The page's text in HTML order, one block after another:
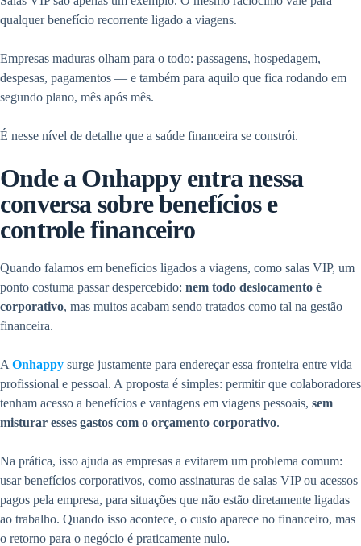
qualquer benefício recorrente ligado a viagens.
Empresas maduras olham para o todo: passagens, hospedagem,
despesas, pagamentos — e também para aquilo que fica rodando em
segundo plano, mês após mês.
É nesse nível de detalhe que a saúde financeira se constrói.
Onde a Onhappy entra nessa
conversa sobre benefícios e
controle financeiro
Quando falamos em benefícios ligados a viagens, como salas VIP, um
ponto costuma passar despercebido: nem todo deslocamento é
corporativo, mas muitos acabam sendo tratados como tal na gestão
financeira.
A Onhappy surge justamente para endereçar essa fronteira entre vida
profissional e pessoal. A proposta é simples: permitir que colaboradores
tenham acesso a benefícios e vantagens em viagens pessoais, sem
misturar esses gastos com o orçamento corporativo.
Na prática, isso ajuda as empresas a evitarem um problema comum:
usar benefícios corporativos, como assinaturas de salas VIP ou acessos
pagos pela empresa, para situações que não estão diretamente ligadas
ao trabalho. Quando isso acontece, o custo aparece no financeiro, mas
o retorno para o negócio é praticamente nulo.